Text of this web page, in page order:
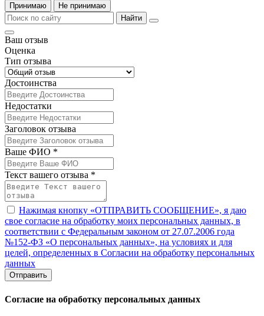
Принимаю
Не принимаю
Найти
Ваш отзыв
Оценка
Тип отзыва
Достоинства
Недостатки
Заголовок отзыва
Ваше ФИО *
Текст вашего отзыва *
Нажимая кнопку «ОТПРАВИТЬ СООБЩЕНИЕ», я даю
свое согласие на обработку моих персональных данных, в
соответствии с Федеральным законом от 27.07.2006 года
№152-ФЗ «О персональных данных», на условиях и для
целей, определенных в Согласии на обработку персональных
данных
Отправить
Согласие на обработку персональных данных